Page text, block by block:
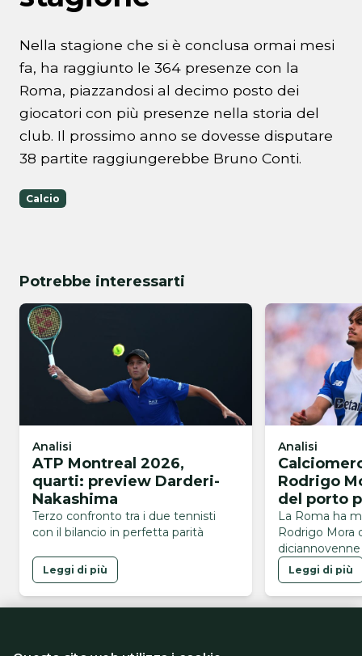
Nella stagione che si è conclusa ormai mesi
fa, ha raggiunto le 364 presenze con la
Roma, piazzandosi al decimo posto dei
giocatori con più presenze nella storia del
club. Il prossimo anno se dovesse disputare
38 partite raggiungerebbe Bruno Conti.
Calcio
Potrebbe interessarti
Analisi
ATP Montreal 2026,
quarti: preview Darderi-
Nakashima
Terzo confronto tra i due tennisti
con il bilancio in perfetta parità
Leggi di più
Analisi
Rodrigo
del porto
Modric
La Roma ha
Rodrigo Mora
Leggi di più